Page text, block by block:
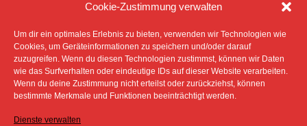
Cookie-Zustimmung verwalten
Um dir ein optimales Erlebnis zu bieten, verwenden wir Technologien wie
Cookies, um Geräteinformationen zu speichern und/oder darauf
zuzugreifen. Wenn du diesen Technologien zustimmst, können wir Daten
wie das Surfverhalten oder eindeutige IDs auf dieser Website verarbeiten.
Wenn du deine Zustimmung nicht erteilst oder zurückziehst, können
bestimmte Merkmale und Funktionen beeinträchtigt werden.
Dienste verwalten
DATENSCHUTZ
IMPRESSUM
COOKIE-RICHTLINIE (EU)
SÄMTLICHE TEXTE, BILDER UND ANDERE
SOFERN NICHT ANDERS GEKENNZEICHNET- DEM